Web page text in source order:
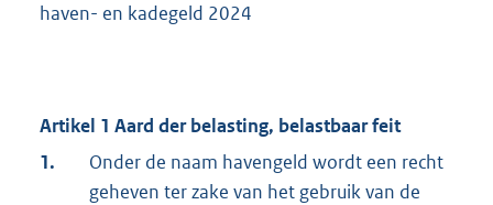
haven- en kadegeld 2024
Artikel 1 Aard der belasting, belastbaar feit
1.
Onder de naam havengeld wordt een recht
geheven ter zake van het gebruik van de